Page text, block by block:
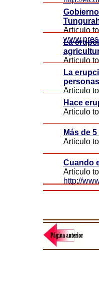
Más de
Articulo
Cuando
Articulo
http://
Hace
Articulo
La
Articulo
La
Articulo
Articulo